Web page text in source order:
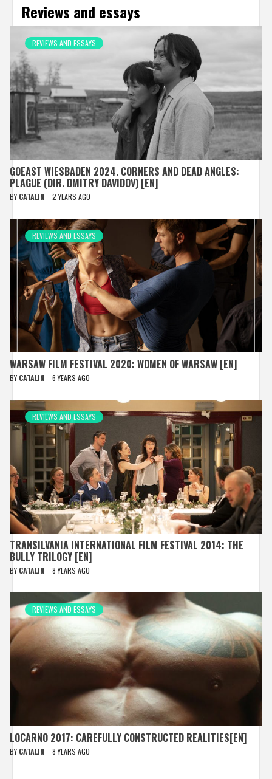
Reviews and essays
REVIEWS AND ESSAYS
GOEAST WIESBADEN 2024. CORNERS AND DEAD ANGLES:
PLAGUE (DIR. DMITRY DAVIDOV) [EN]
BY CATALIN 2 YEARS AGO
REVIEWS AND ESSAYS
WARSAW FILM FESTIVAL 2020: WOMEN OF WARSAW [EN]
BY CATALIN 6 YEARS AGO
REVIEWS AND ESSAYS
TRANSILVANIA INTERNATIONAL FILM FESTIVAL 2014: THE
BULLY TRILOGY [EN]
BY CATALIN 8 YEARS AGO
REVIEWS AND ESSAYS
LOCARNO 2017: CAREFULLY CONSTRUCTED REALITIES[EN]
BY CATALIN 8 YEARS AGO